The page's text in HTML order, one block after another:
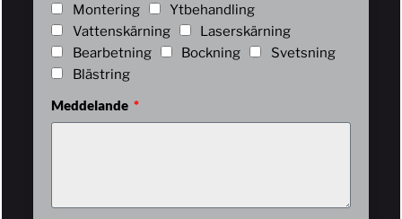
Montering
Ytbehandling
Vattenskärning
Laserskärning
Bearbetning
Bockning
Svetsning
Blästring
Meddelande